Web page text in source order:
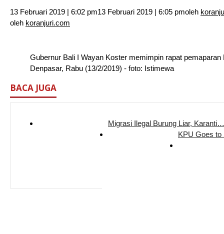
13 Februari 2019 | 6:02 pm13 Februari 2019 | 6:05 pmoleh
oleh koranjuri.com
Gubernur Bali I Wayan Koster memimpin rapat
Denpasar, Rabu (13/2/2019) - foto: Istimewa
BACA JUGA
Migrasi Ilegal Burung Liar, Karanti…
KPU Goes